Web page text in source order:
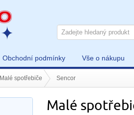
Obchodní podmínky Vše o nákupu
Malé spotřebiče Sencor
Malé